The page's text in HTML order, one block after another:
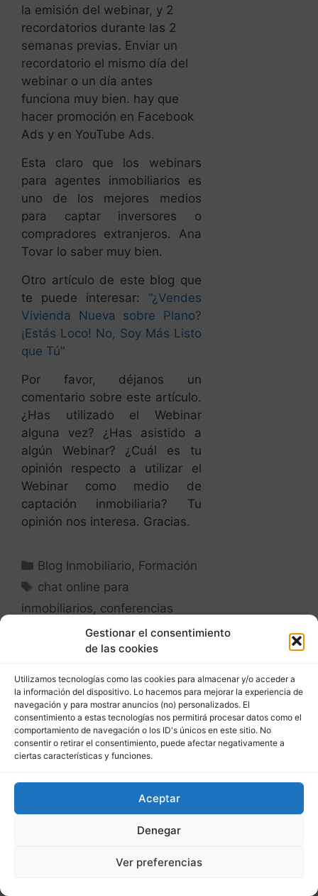
Gestionar el consentimiento
de las cookies
Utilizamos tecnologías como las cookies para almacenar y/o acceder a
la información del dispositivo. Lo hacemos para mejorar la experiencia de
navegación y para mostrar anuncios (no) personalizados. El
consentimiento a estas tecnologías nos permitirá procesar datos como el
comportamiento de navegación o los ID's únicos en este sitio. No
consentir o retirar el consentimiento, puede afectar negativamente a
ciertas características y funciones.
Aceptar
Denegar
Ver preferencias
la emisión del webinar, y 2
recordatorios durante las 2
semanas previas. Enviar un
recordatorio el mismo día del
webinar o un día antes
funciona muy bien. hay que
hacer promoción en Facebook
Ads y en YouTube Ads.
Esta claro que los webinars
para agentes inmobiliarios es
uno de los mejores medios
para captar inversores o
compradores extranjeros. Ana
Tovar lo saber muy bien.
Otro artículo de este blog que
te puede interesar: “¿Vendes
Vivienda Nueva sobre Plano?
¡Estás Loco! No, Soy Más Listo
que Tú”
Por favor, déjanos un
comentario sobre este artículo.
¿Has utilizado el Webinar
alguna vez? ¿Has asistido a
algún Webinar? ¿Cuál es tu
opinión respecto a utilizar el
Webinar como medio de
captación inmobiliaria? Tu
opinión nos interesa. Gracias.
Blog Inmobiliario, Formación
chat online para
inmobiliarios, conferencias
online inmobiliarios,
promotoras inmobiliarias
técnicas de venta
inmobiliaria
"El Móvil Como Medio
de Captación Inmobiliaria"
"¡El Mejor Consejo para
Propiedades Online!"